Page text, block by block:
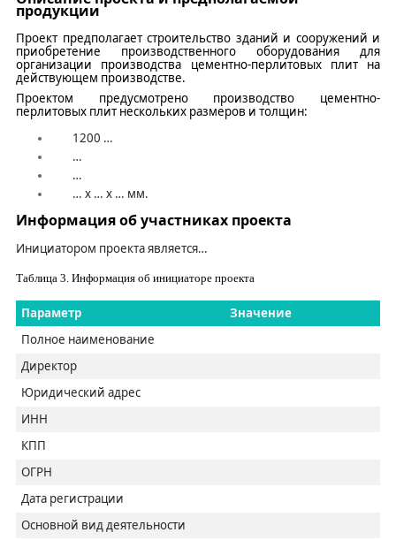
продукции
Проект предполагает строительство зданий и сооружений и
приобретение производственного оборудования для
организации производства цементно-перлитовых плит на
действующем производстве.
Проектом предусмотрено производство цементно-
перлитовых плит нескольких размеров и толщин:
1200 …
…
…
… х … х … мм.
Информация об участниках проекта
Инициатором проекта является…
Таблица 3 . Информация об инициаторе проекта
Параметр
Значение
Полное наименование
Директор
Юридический адрес
ИНН
КПП
ОГРН
Дата регистрации
Основной вид деятельности